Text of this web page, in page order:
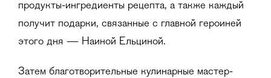
продукты-ингредиенты рецепта, а также каждый
получит подарки, связанные с главной героиней
этого дня — Наиной Ельциной.
Затем благотворительные кулинарные мастер-